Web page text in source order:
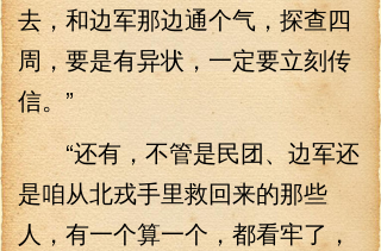
去，和边军那边通个气，探查四
周，要是有异状，一定要立刻传
信。”
“还有，不管是民团、边军还
是咱从北戎手里救回来的那些
人，有一个算一个，都看牢了，